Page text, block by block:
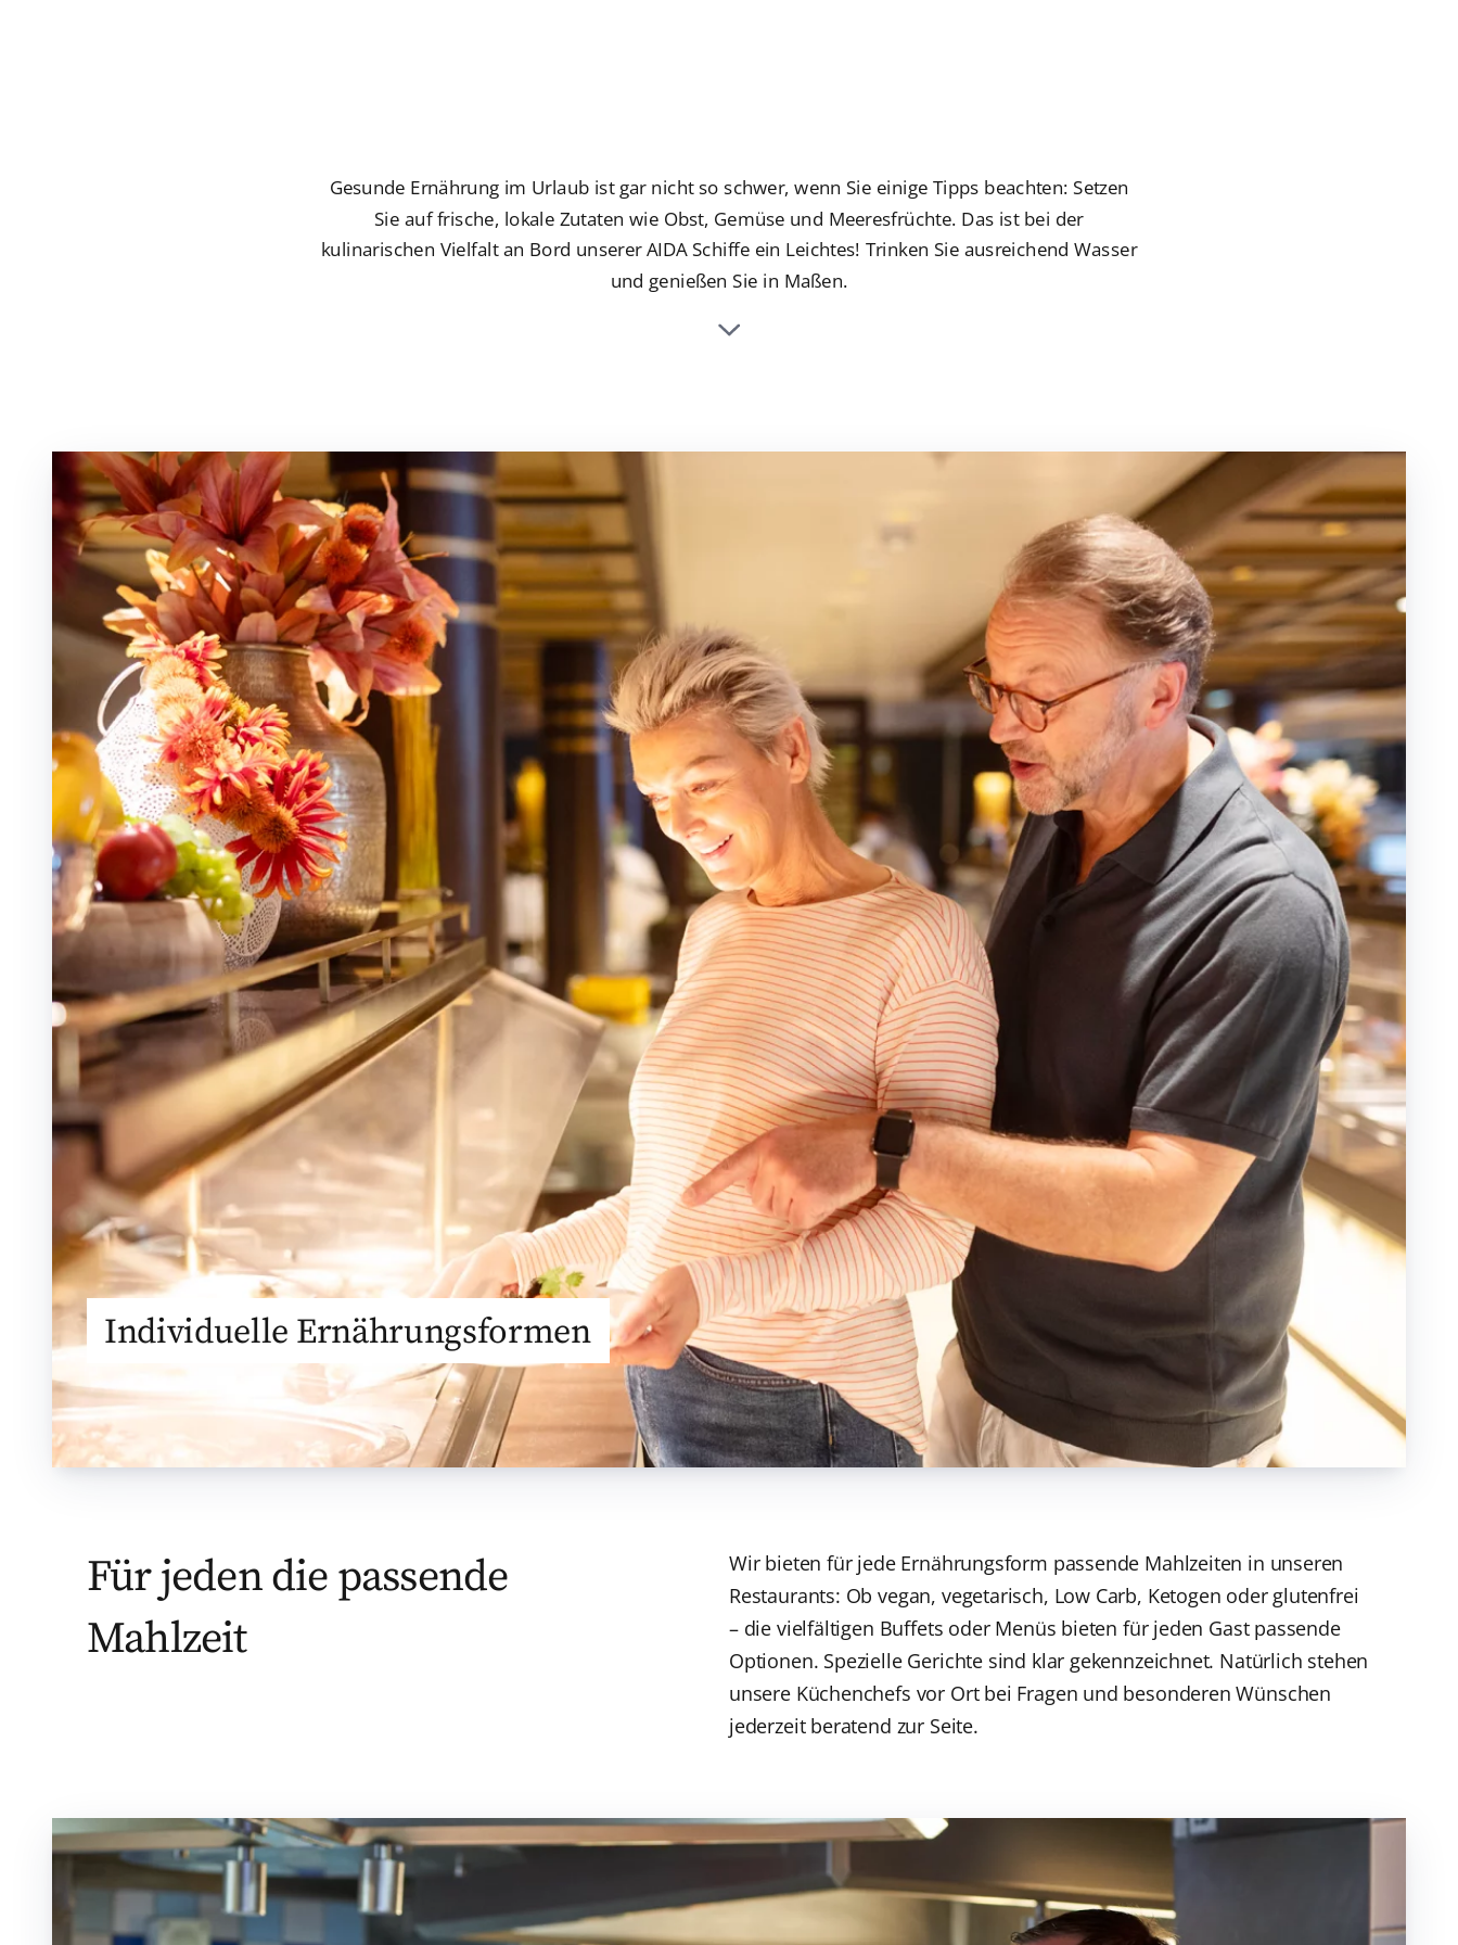
Gesunde Ernährung im Urlaub ist gar nicht so schwer, wenn Sie einige Tipps beachten: Setzen
Sie auf frische, lokale Zutaten wie Obst, Gemüse und Meeresfrüchte. Das ist bei der
kulinarischen Vielfalt an Bord unserer AIDA Schiffe ein Leichtes! Trinken Sie ausreichend Wasser
und genießen Sie in Maßen.
Individuelle Ernährungsformen
Für jeden die passende
Mahlzeit
Wir bieten für jede Ernährungsform passende Mahlzeiten in unseren
Restaurants: Ob vegan, vegetarisch, Low Carb, Ketogen oder glutenfrei
– die vielfältigen Buffets oder Menüs bieten für jeden Gast passende
Optionen. Spezielle Gerichte sind klar gekennzeichnet. Natürlich stehen
unsere Küchenchefs vor Ort bei Fragen und besonderen Wünschen
jederzeit beratend zur Seite.